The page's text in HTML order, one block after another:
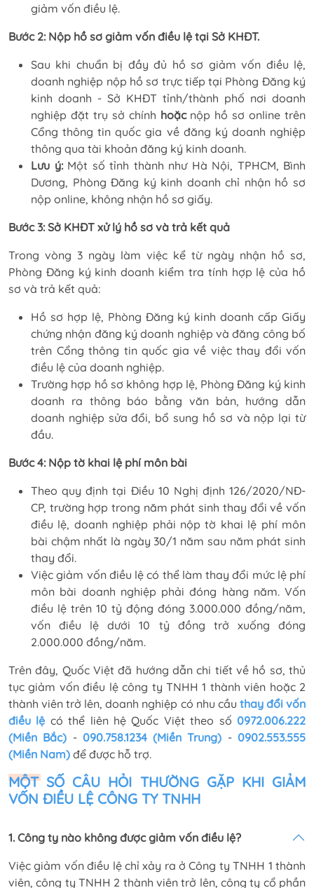
giảm vốn điều lệ.
Bước 2: Nộp hồ sơ giảm vốn điều lệ tại Sở KHĐT.
Sau khi chuẩn bị đầy đủ hồ sơ giảm vốn điều lệ,
doanh nghiệp nộp hồ sơ trực tiếp tại Phòng Đăng ký
kinh doanh - Sở KHĐT tỉnh/thành phố nơi doanh
nghiệp đặt trụ sở chính hoặc nộp hồ sơ online trên
Cổng thông tin quốc gia về đăng ký doanh nghiệp
thông qua tài khoản đăng ký kinh doanh.
Lưu ý:Một số tỉnh thành như Hà Nội, TPHCM, Bình
Dương, Phòng Đăng ký kinh doanh chỉ nhận hồ sơ
nộp online, không nhận hồ sơ giấy.
Bước 3: Sở KHĐT xử lý hồ sơ và trả kết quả
Trong vòng 3 ngày làm việc kể từ ngày nhận hồ sơ,
Phòng Đăng ký kinh doanh kiểm tra tính hợp lệ của hồ
sơ và trả kết quả:
Hồ sơ hợp lệ, Phòng Đăng ký kinh doanh cấp Giấy
chứng nhận đăng ký doanh nghiệp và đăng công bố
trên Cổng thông tin quốc gia về việc thay đổi vốn
điều lệ của doanh nghiệp.
Trường hợp hồ sơ không hợp lệ, Phòng Đăng ký kinh
doanh ra thông báo bằng văn bản, hướng dẫn
doanh nghiệp sửa đổi, bổ sung hồ sơ và nộp lại từ
đầu.
Bước 4: Nộp tờ khai lệ phí môn bài
Theo quy định tại Điều 10 Nghị định 126/2020/NĐ-
CP, trường hợp trong năm phát sinh thay đổi về vốn
điều lệ, doanh nghiệp phải nộp tờ khai lệ phí môn
bài chậm nhất là ngày 30/1 năm sau năm phát sinh
thay đổi.
Việc giảm vốn điều lệ có thể làm thay đổi mức lệ phí
môn bài doanh nghiệp phải đóng hàng năm. Vốn
điều lệ trên 10 tỷ động đóng 3.000.000 đồng/năm,
vốn điều lệ dưới 10 tỷ đồng trở xuống đóng
2.000.000 đồng/năm.
Trên đây, Quốc Việt đã hướng dẫn chi tiết về hồ sơ, thủ
tục giảm vốn điều lệ công ty TNHH 1 thành viên hoặc 2
thành viên trở lên, doanh nghiệp có nhu cầu thay đổi vốn
điều lệ có thể liên hệ Quốc Việt theo số0972.006.222
(Miền Bắc) - 090.758.1234 (Miền Trung) -0902.553.555
(Miền Nam) để được hỗ trợ.
MỘT SỐ CÂU HỎI THƯỜNG GẶP KHI GIẢM
VỐN ĐIỀU LỆ CÔNG TY TNHH
1. Công ty nào không được giảm vốn điều lệ?
Việc giảm vốn điều lệ chỉ xảy ra ở Công ty TNHH 1 thành
viên, công ty TNHH 2 thành viên trở lên, công ty cổ phần